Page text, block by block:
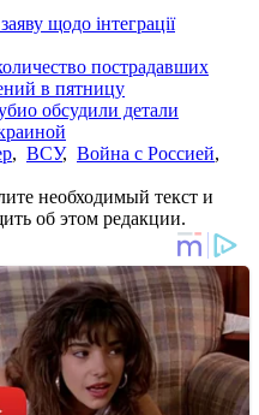
щодо інтеграції
пострадавших
в пятницу
обсудили детали
, ВСУ, Война с Россией,
необходимый текст и
об этом редакции.